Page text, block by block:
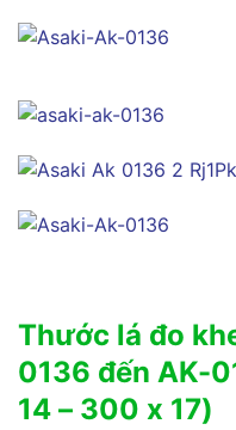
Thước lá đo
0136 đến AK-
14 – 300 x 17)